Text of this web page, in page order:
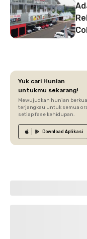
Yuk cari Hunian
untukmu sekarang!
Mewujudkan hunian
terjangkau untuk semua
setiap fase kehidupan.
Download Aplikasi